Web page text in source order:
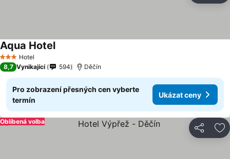
3 Počet hvězdiček
Hotel
Aqua HotelUkázat ceny
8,7 Vynikající 594 Děčín
Pro zobrazení přesných cen vyberte
termín
Ukázat ceny
Sdílet
Oblíbená volba